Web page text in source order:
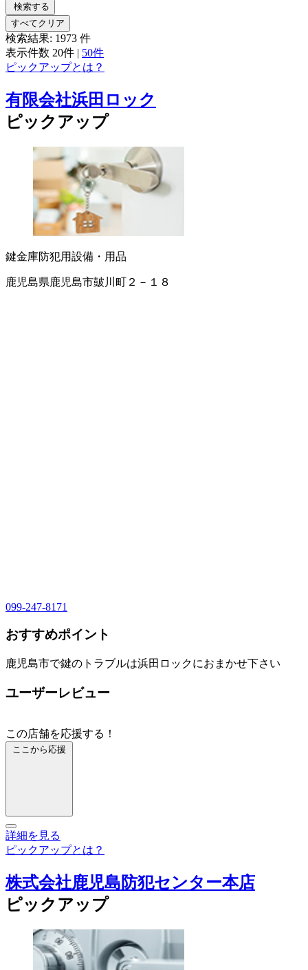
検索する
すべてクリア
検索結果: 1973 件
表示件数 20件 | 50件
ピックアップとは？
有限会社浜田ロック
ピックアップ
鍵金庫防犯用設備・用品
鹿児島県鹿児島市皷川町２－１８
099-247-8171
おすすめポイント
鹿児島市で鍵のトラブルは浜田ロックにおまかせ下さい
ユーザーレビュー
この店舗を応援する！
ここから応援
詳細を見る
ピックアップとは？
株式会社鹿児島防犯センター本店
ピックアップ